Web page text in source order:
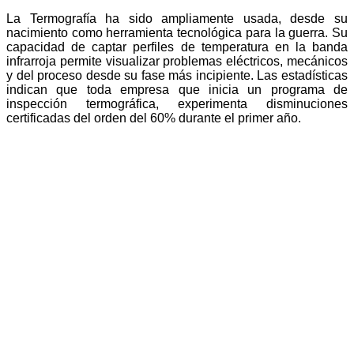
La Termografía ha sido ampliamente usada, desde su
nacimiento como herramienta tecnológica para la guerra. Su
capacidad de captar perfiles de temperatura en la banda
infrarroja permite visualizar problemas eléctricos, mecánicos
y del proceso desde su fase más incipiente. Las estadísticas
indican que toda empresa que inicia un programa de
inspección termográfica, experimenta disminuciones
certificadas del orden del 60% durante el primer año.